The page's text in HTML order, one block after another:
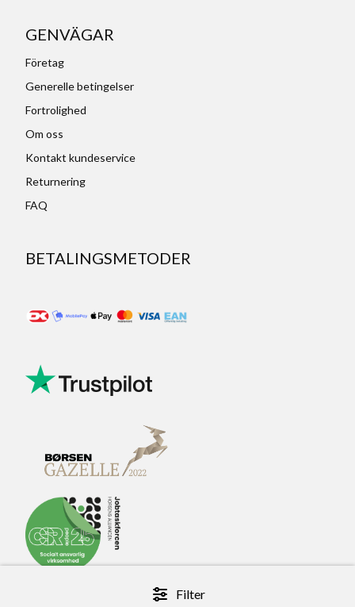
Filter
GENVÄGAR
Företag
Generelle betingelser
Fortrolighed
Om oss
Kontakt kundeservice
Returnering
FAQ
BETALINGSMETODER